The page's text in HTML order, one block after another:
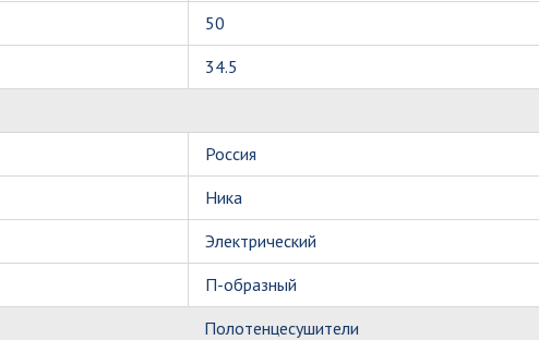
50
34.5
Россия
Ника
Электрический
П-образный
Полотенцесушители